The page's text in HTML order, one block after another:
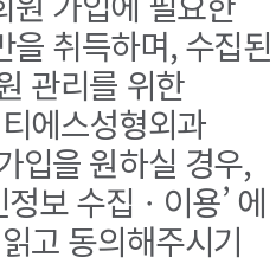
취득하며, 수집된
관리를 위한
에스성형외과
입을 원하실 경우,
보 수집ㆍ이용’ 에
고 동의해주시기